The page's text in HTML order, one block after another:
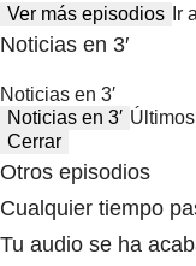
Ver más episodios Ir
Noticias en 3′
Noticias en 3′
Noticias en 3′
Cerrar
Otros episodios
Cualquier tiempo
Tu audio se ha